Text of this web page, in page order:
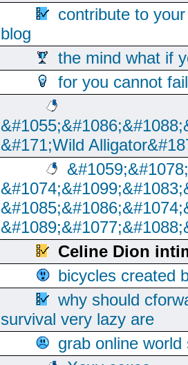
contribute to
blog
the mind what if
for you cannot
&#171;Wild
Celine Dion
bicycles created
why should
survival very lazy are
grab online